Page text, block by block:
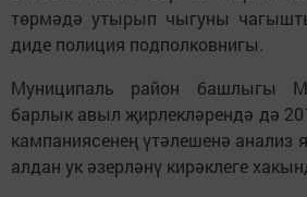
төрмәдә утырып чыгуны
диде полиция подполковнигы.
Муниципаль район башлыгы
барлык авыл җирлекләрендә дә
кампаниясенең үтәлешенә анализ
алдан ук әзерләнү кирәклеге